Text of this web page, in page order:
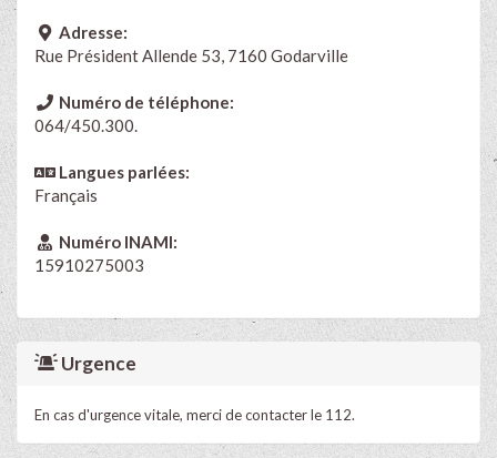
Adresse:
Rue Président Allende 53, 7160 Godarville
Numéro de téléphone:
064/450.300.
Langues parlées:
Français
Numéro INAMI:
15910275003
Urgence
En cas d'urgence vitale, merci de contacter le 112.